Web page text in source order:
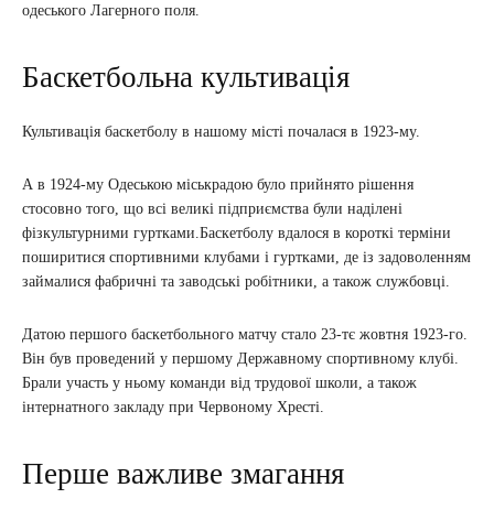
одеського Лагерного поля.
Баскетбольна культивація
Культивація баскетболу в нашому місті почалася в 1923-му.
А в 1924-му Одеською міськрадою було прийнято рішення
стосовно того, що всі великі підприємства були наділені
фізкультурними гуртками.Баскетболу вдалося в короткі терміни
поширитися спортивними клубами і гуртками, де із задоволенням
займалися фабричні та заводські робітники, а також службовці.
Датою першого баскетбольного матчу стало 23-тє жовтня 1923-го.
Він був проведений у першому Державному спортивному клубі.
Брали участь у ньому команди від трудової школи, а також
інтернатного закладу при Червоному Хресті.
Перше важливе змагання